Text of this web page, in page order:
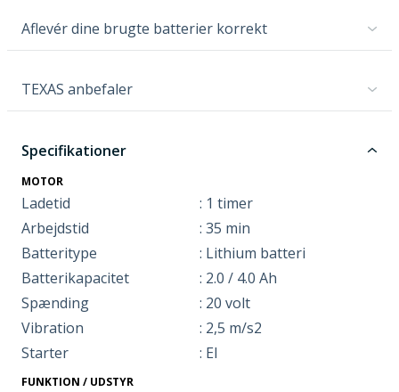
Aflevér dine brugte batterier korrekt
TEXAS anbefaler
Specifikationer
MOTOR
Ladetid
: 1 timer
Arbejdstid
: 35 min
Batteritype
: Lithium batteri
Batterikapacitet
: 2.0 / 4.0 Ah
Spænding
: 20 volt
Vibration
: 2,5 m/s2
Starter
: El
FUNKTION / UDSTYR